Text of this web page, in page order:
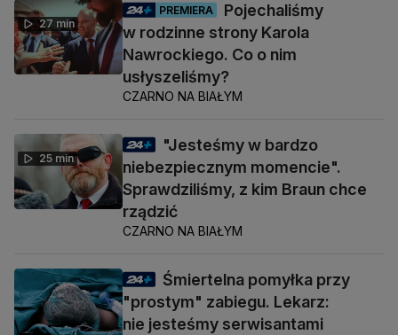
27 min
PREMIERA
Pojechaliśmy
w rodzinne strony Karola
Nawrockiego. Co o nim
usłyszeliśmy?
CZARNO NA BIAŁYM
25 min
"Jesteśmy w bardzo
niebezpiecznym momencie".
Sprawdziliśmy, z kim Braun chce
rządzić
CZARNO NA BIAŁYM
Śmiertelna pomyłka przy
"prostym" zabiegu. Lekarz:
nie jesteśmy serwisantami